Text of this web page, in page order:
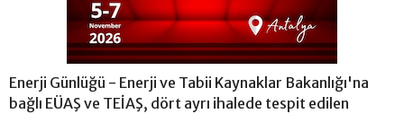
Enerji Günlüğü - Enerji ve Tabii Kaynaklar Bakanlığı'na
bağlı EÜAŞ ve TEİAŞ, dört ayrı ihalede tespit edilen